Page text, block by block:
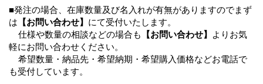
■発注の場合、在庫数量及び名入れが有無がありますのでまず
は 【お問い合わせ】 にて受付いたします。
仕様や数量の相談などの場合も
【お問い合わせ】
よりお気
軽にお問い合わせください。
希望数量・納品先・希望納期・希望購入価格などお電話で
も受付しています。